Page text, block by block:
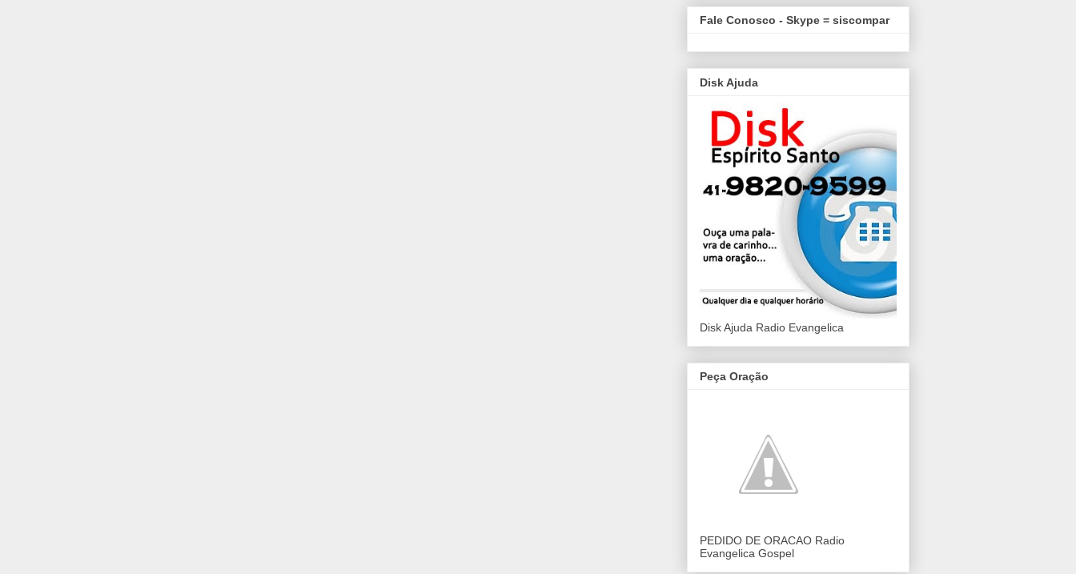
Fale Conosco - Skype = siscompar
Disk Ajuda
Disk Ajuda Radio Evangelica
Peça Oração
PEDIDO DE ORACAO Radio
Evangelica Gospel